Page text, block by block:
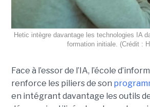
Hetic intègre davantage les technologies IA
formation initiale. (Crédit :
Face à l’essor de l’IA, l’école
renforce les piliers de son
en intégrant davantage les outils